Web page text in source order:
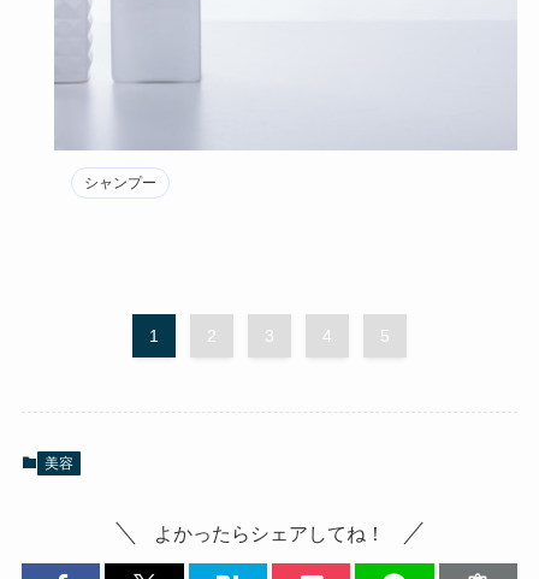
シャンプー
1 2 3 4 5
美容
よかったらシェアしてね！